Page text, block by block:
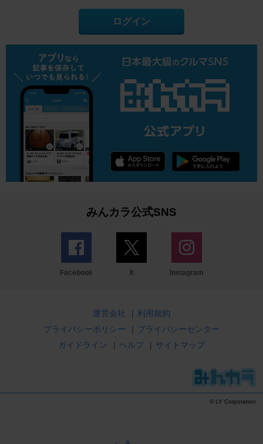
ログイン
みんカラ公式SNS
Facebook X Instagram
運営会社 | 利用規約
プライバシーポリシー
| プライバシーセンター
ガイドライン
| ヘルプ | サイトマップ
© LY Corporation